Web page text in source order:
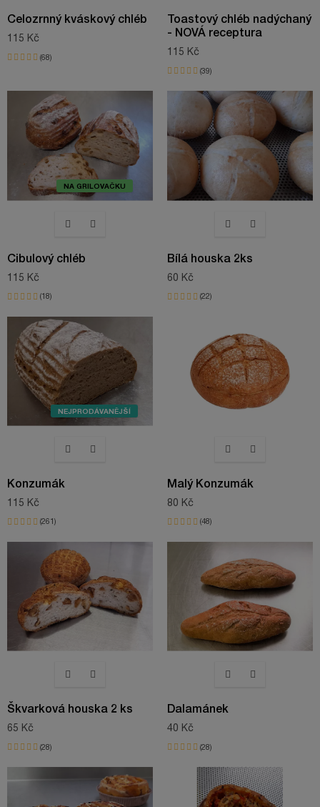
Celozrnný kváskový chléb
115 Kč
68
Toastový chléb nadýchaný
- NOVÁ receptura
115 Kč
39
NA GRILOVAČKU
Cibulový chléb
115 Kč
18
Bílá houska 2ks
60 Kč
22
NEJPRODÁVANĚJŠÍ
Konzumák
115 Kč
261
Malý Konzumák
80 Kč
48
Škvarková houska 2 ks
65 Kč
28
Dalamánek
40 Kč
28